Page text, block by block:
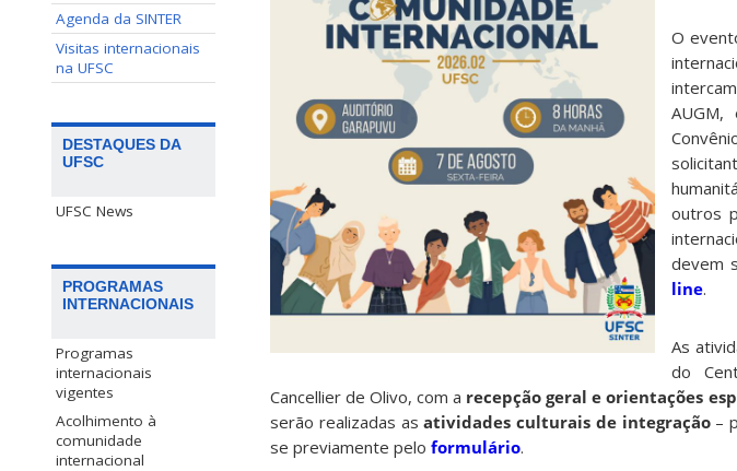
Agenda da SINTER
Visitas internacionais
na UFSC
DESTAQUES DA
UFSC
UFSC News
PROGRAMAS
INTERNACIONAIS
Programas
internacionais
vigentes
Acolhimento à
comunidade
internacional
O
AUGM,
outros
devem
line.
As
do
Cancellier de Olivo, com a recepção geral e orientações
serão realizadas asatividades culturais de integração–
se previamente pelo formulário.